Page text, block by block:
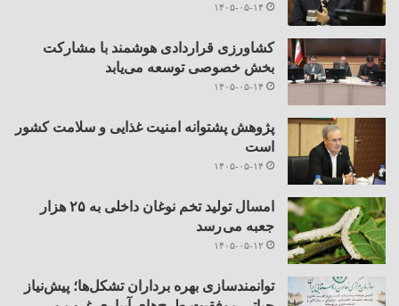
۱۴۰۵-۰۵-۱۴
کشاورزی قراردادی هوشمند با مشارکت
بخش خصوصی توسعه می‌یابد
۱۴۰۵-۰۵-۱۴
پژوهش پشتوانه امنیت غذایی و سلامت کشور
است
۱۴۰۵-۰۵-۱۴
امسال تولید تخم نوغان داخلی به ۲۵ هزار
جعبه می رسد
۱۴۰۵-۰۵-۱۲
توانمندسازی بهره برداران تشکل‌ها؛ پیش‌نیاز